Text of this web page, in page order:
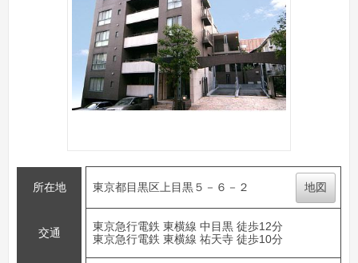
所在地 東京都目黒区上目黒５－６－２ 地図
交通
東京急行電鉄 東横線 中目黒 徒歩12分
東京急行電鉄 東横線 祐天寺 徒歩10分